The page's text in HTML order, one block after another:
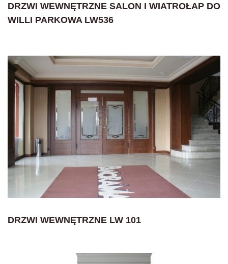
DRZWI WEWNĘTRZNE SALON I WIATROŁAP DO
WILLI PARKOWA LW536
DRZWI WEWNĘTRZNE LW 101